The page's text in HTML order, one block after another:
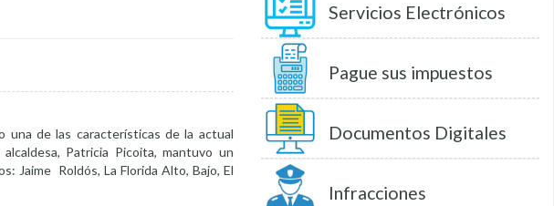
una de las características de la actual
Patricia Picoita, mantuvo un
Jaime Roldós, La Florida Alto, Bajo, El
Servicios Electrónicos
Pague sus impuestos
Documentos Digitales
Infracciones